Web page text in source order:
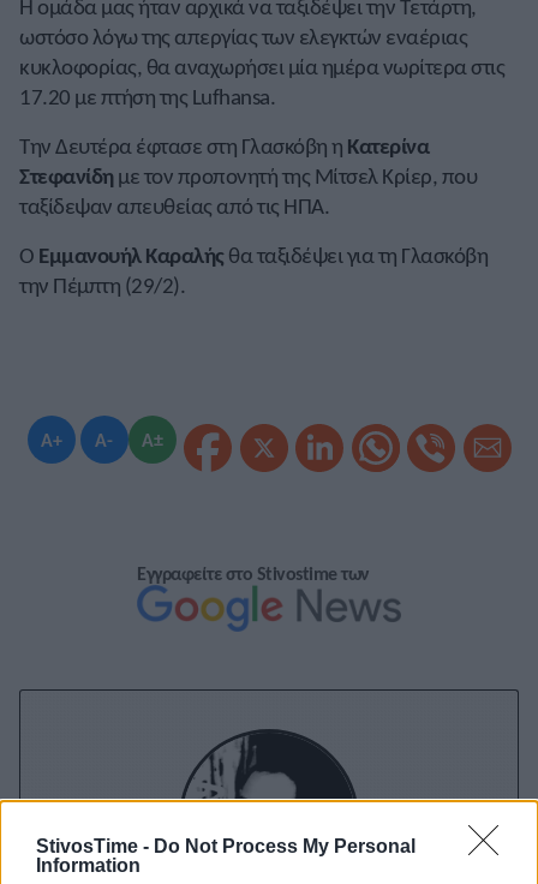
StivosTime - Do Not Process My Personal
Information
A+ A- A±
Η ομάδα μας ήταν αρχικά να ταξιδέψει την Τετάρτη,
ωστόσο λόγω της απεργίας των ελεγκτών εναέριας
κυκλοφορίας, θα αναχωρήσει μία ημέρα νωρίτερα στις
17.20 με πτήση της Lufhansa.
Την Δευτέρα έφτασε στη Γλασκόβη η Κατερίνα
Στεφανίδημε τον προπονητή της Μίτσελ Κρίερ, που
ταξίδεψαν απευθείας από τις ΗΠΑ.
Ο Εμμανουήλ Καραλήςθα ταξιδέψει για τη Γλασκόβη
την Πέμπτη (29/2).
Εγγραφείτε στο Stivostime των